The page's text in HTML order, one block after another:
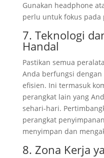
Gunakan headphone
perlu untuk fokus pada
7. Teknologi
Handal
Pastikan semua
Anda berfungsi
efisien. Ini termasuk
perangkat lain yang
sehari-hari.
perangkat
menyimpan dan
8. Zona Kerja